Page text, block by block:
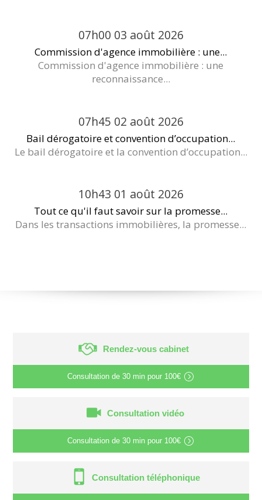
07h00 03 août 2026
Commission d'agence immobilière : une...
Commission d'agence immobilière : une
reconnaissance...
07h45 02 août 2026
Bail dérogatoire et convention d’occupation...
Le bail dérogatoire et la convention d’occupation...
10h43 01 août 2026
Tout ce qu'il faut savoir sur la promesse...
Dans les transactions immobilières, la promesse...
Rendez-vous cabinet
Consultation de 30 min pour 100€
Consultation vidéo
Consultation de 30 min pour 100€
Consultation téléphonique